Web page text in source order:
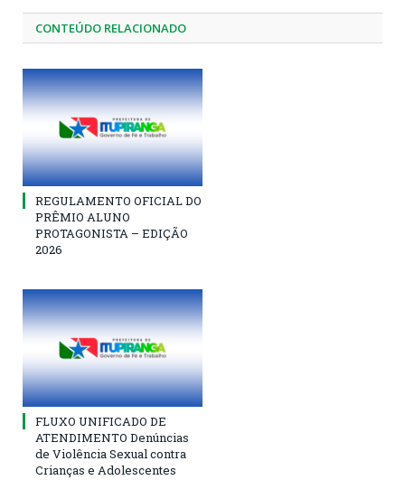
CONTEÚDO RELACIONADO
REGULAMENTO OFICIAL DO
PRÊMIO ALUNO
PROTAGONISTA – EDIÇÃO
2026
FLUXO UNIFICADO DE
ATENDIMENTO Denúncias
de Violência Sexual contra
Crianças e Adolescentes